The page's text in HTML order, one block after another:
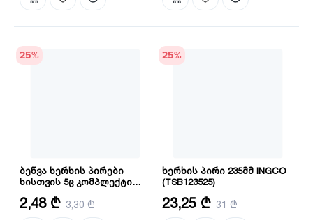
25%
ბეწვა ხერხის პირები
ხისთვის 5ც კომპლექტი
რაოდენობა: 5 ც
2,48 ₾ 3,30 ₾
25%
ხერხის პირი 235მმ INGCO
(TSB123525)
ზომა: 235 მმ
23,25 ₾ 31 ₾